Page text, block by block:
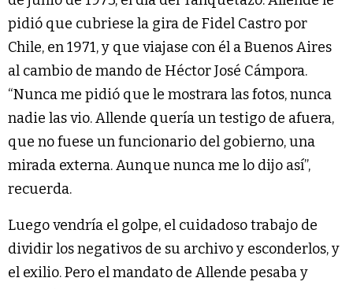
pidió que cubriese la gira de Fidel Castro por
Chile, en 1971, y que viajase con él a Buenos Aires
al cambio de mando de Héctor José Cámpora.
“Nunca me pidió que le mostrara las fotos, nunca
nadie las vio. Allende quería un testigo de afuera,
que no fuese un funcionario del gobierno, una
mirada externa. Aunque nunca me lo dijo así”,
recuerda.
Luego vendría el golpe, el cuidadoso trabajo de
dividir los negativos de su archivo y esconderlos, y
el exilio. Pero el mandato de Allende pesaba y